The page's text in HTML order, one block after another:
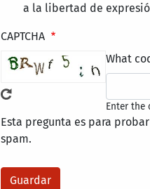
a la libertad de
CAPTCHA
What
Enter the
Esta pregunta es para
spam.